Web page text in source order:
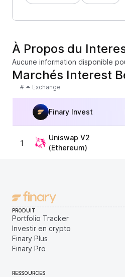
À Propos du
Aucune information disponible
Marchés Interest
# Exchange
Finary Invest
1
Uniswap V2
(Ethereum)
PRODUIT
Portfolio Tracker
Investir en crypto
Finary Plus
Finary Pro
RESSOURCES